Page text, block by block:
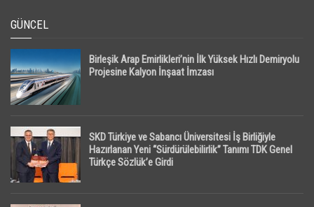
GÜNCEL
Birleşik Arap Emirlikleri’nin İlk Yüksek Hızlı Demiryolu
Projesine Kalyon İnşaat İmzası
SKD Türkiye ve Sabancı Üniversitesi İş Birliğiyle
Hazırlanan Yeni “Sürdürülebilirlik” Tanımı TDK Genel
Türkçe Sözlük’e Girdi